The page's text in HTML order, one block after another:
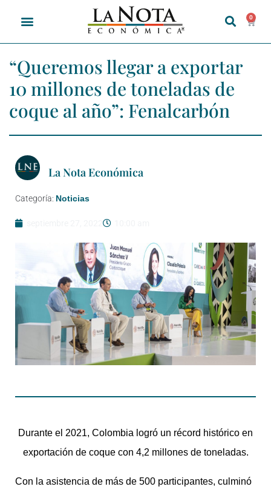
0
“Queremos llegar a exportar
10 millones de toneladas de
coque al año”: Fenalcarbón
La Nota Económica
Categoría: Noticias
Durante el 2021, Colombia logró un récord histórico en
exportación de coque con 4,2 millones de toneladas.
Con la asistencia de más de 500 participantes, culminó